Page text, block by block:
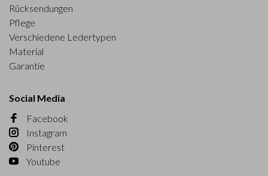
Rücksendungen
Pflege
Verschiedene Ledertypen
Material
Garantie
Social Media
Facebook
Instagram
Pinterest
Youtube